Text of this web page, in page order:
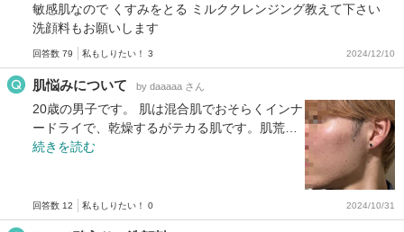
敏感肌なので くすみをとる ミルククレンジング教えて下さい
洗顔料もお願いします
回答数 79 私もしりたい！ 3 2024/12/10
肌悩みについて by daaaaa さん
20歳の男子です。 肌は混合肌でおそらくインナ
ードライで、乾燥するがテカる肌です。肌荒…
続きを読む
回答数 12 私もしりたい！ 0 2024/10/31